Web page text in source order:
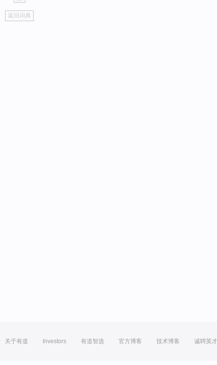
go
top
返回词典
关于有道 Investors 有道智选 官方博客 技术博客 诚聘英才